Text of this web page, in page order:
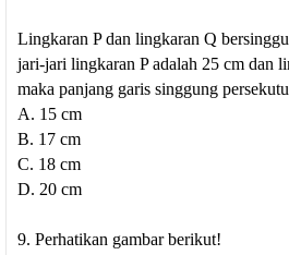
Lingkaran P dan lingkaran Q
jari-jari lingkaran P adalah 25 cm dan
maka panjang garis singgung
A. 15 cm
B. 17 cm
C. 18 cm
D. 20 cm
9. Perhatikan gambar berikut!